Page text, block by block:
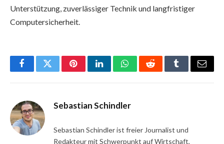
Unterstützung, zuverlässiger Technik und langfristiger
Computersicherheit.
FacebookTwitterPinterestLinkedInWhatsAppRedditTumblrEmail
Sebastian Schindler
Sebastian Schindler ist freier Journalist und
Redakteur mit Schwerpunkt auf Wirtschaft,